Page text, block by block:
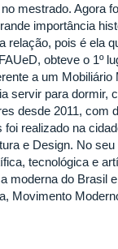
mestrado. Agora
importância
relação, pois é ela
obteve o 1º
a um Mobiliário
servir para dormir,
desde 2011, com
realizado na
e Design. No
tecnológica e
moderna do Brasil
Movimento